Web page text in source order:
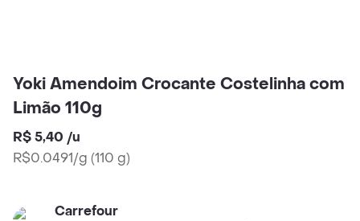
Yoki Amendoim Crocante Costelinha com
Limão 110g
R$ 5,40 /u
R$0.0491/g (110 g)
Carrefour